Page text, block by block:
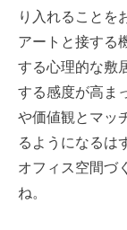
り入れることを
アートと接する
する心理的な敷
する感度が高ま
や価値観とマッ
るようになるは
オフィス空間づ
ね。